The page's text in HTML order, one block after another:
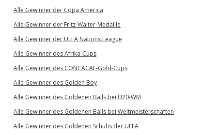
Alle Gewinner der Copa America
Alle Gewinner der Fritz-Walter-Medaille
Alle Gewinner der UEFA Nations League
Alle Gewinner des Afrika-Cups
Alle Gewinner des CONCACAF-Gold-Cups
Alle Gewinner des Golden Boy
Alle Gewinner des Goldenen Balls bei U20-WM
Alle Gewinner des Goldenen Balls bei Weltmeisterschaften
Alle Gewinner des Goldenen Schuhs der UEFA